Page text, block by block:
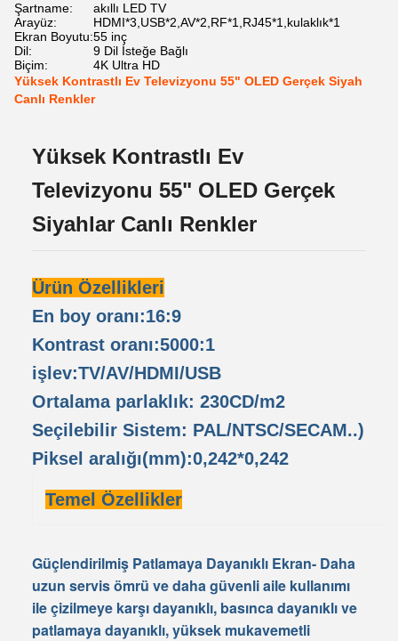
Şartname:
akıllı LED TV
Arayüz:
HDMI*3,USB*2,AV*2,RF*1,RJ45*1,kulaklık*1
Ekran Boyutu:55 inç
Dil:
9 Dil İsteğe Bağlı
Biçim:
4K Ultra HD
Yüksek Kontrastlı Ev Televizyonu 55" OLED Gerçek Siyah
Canlı Renkler
Yüksek Kontrastlı Ev
Televizyonu 55" OLED Gerçek
Siyahlar Canlı Renkler
Ürün Özellikleri
En boy oranı:16:9
Kontrast oranı:5000:1
işlev:TV/AV/HDMI/USB
Ortalama parlaklık: 230CD/m2
Seçilebilir Sistem: PAL/NTSC/SECAM..)
Piksel aralığı(mm):0,242*0,242
Temel Özellikler
Güçlendirilmiş Patlamaya Dayanıklı Ekran- Daha
uzun servis ömrü ve daha güvenli aile kullanımı
ile çizilmeye karşı dayanıklı, basınca dayanıklı ve
patlamaya dayanıklı, yüksek mukavemetli